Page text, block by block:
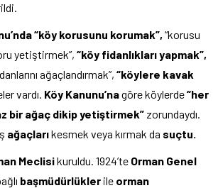
“köy korusunu korumak”, “korusu
yetiştirmek”, “köy fidanlıkları yapmak”,
ağaçlandırmak”, “köylere kavak
vardı. Köy Kanunu’nagöre köylerde“her
bir ağaç dikip yetiştirmek” zorundaydı.
ağaçlarıkesmek veya kırmak da suçtu.
Meclisikuruldu. 1924’te Orman Genel
başmüdürlükler ile orman